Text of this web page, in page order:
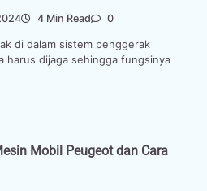
4 Min Read 0
di dalam sistem penggerak
harus dijaga sehingga fungsinya
Mobil Peugeot dan Cara